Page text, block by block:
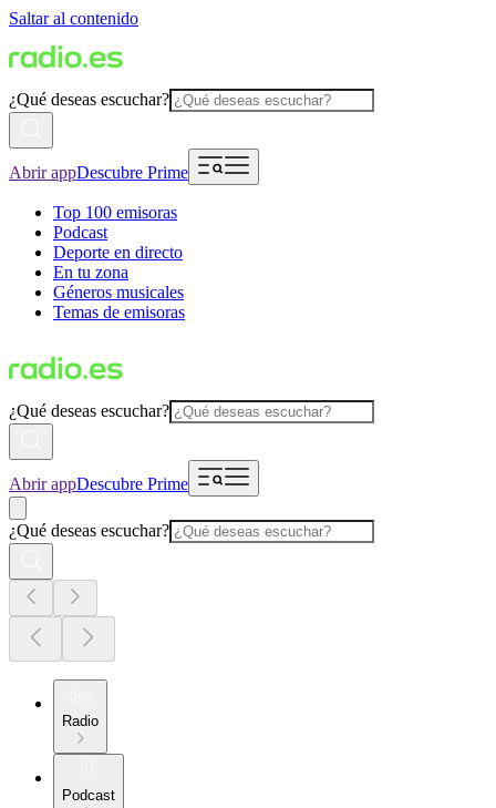
Saltar al contenido
¿Qué deseas escuchar?
Abrir appDescubre Prime
Top 100 emisoras
Podcast
Deporte en directo
En tu zona
Géneros musicales
Temas de emisoras
¿Qué deseas escuchar?
Abrir appDescubre Prime
¿Qué deseas escuchar?
Radio
Podcast